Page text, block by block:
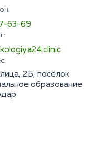
63-69
2Б, посёлок
образование